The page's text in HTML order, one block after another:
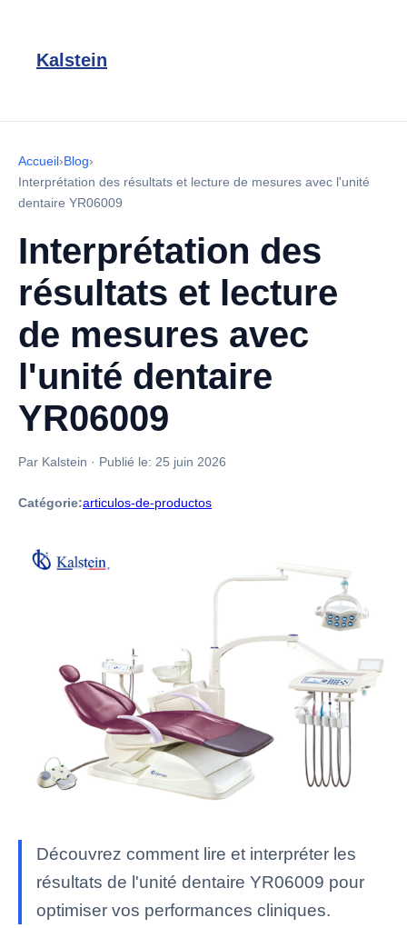
Kalstein
Accueil›Blog›
Interprétation des résultats et lecture de mesures avec l'unité
dentaire YR06009
Interprétation des
résultats et lecture
de mesures avec
l'unité dentaire
YR06009
Par Kalstein · Publié le: 25 juin 2026
Catégorie:articulos-de-productos
Découvrez comment lire et interpréter les
résultats de l'unité dentaire YR06009 pour
optimiser vos performances cliniques.